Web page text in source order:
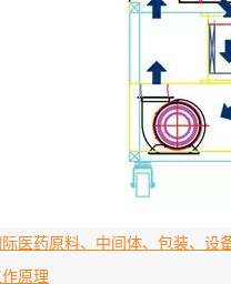
医药原料、中间体、包装、设
原理